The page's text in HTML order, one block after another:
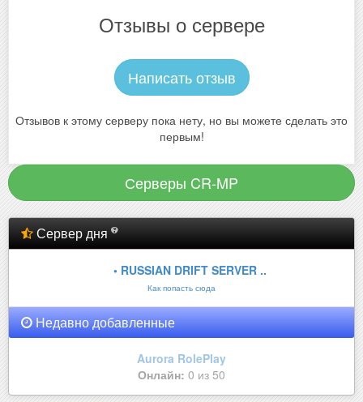
Отзывы о сервере
Написать отзыв
Отзывов к этому серверу пока нету, но вы можете сделать это
первым!
Серверы CR-MP
Сервер дня
• RUSSIAN DRIFT SERVER ..
Как попасть сюда
Недавно добавленные
Aurora RolePlay
Онлайн: 0 из 50